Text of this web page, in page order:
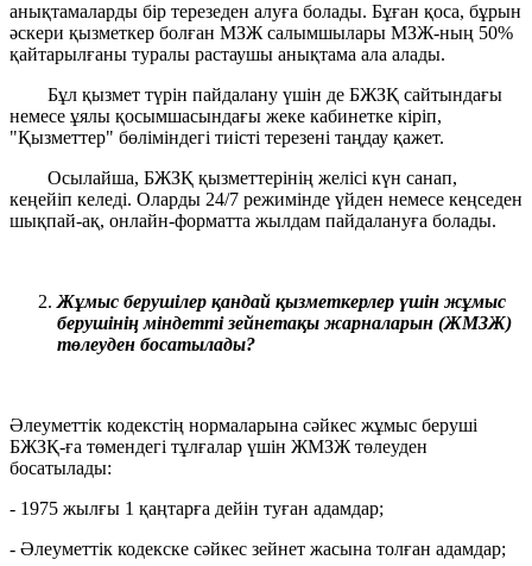
анықтамаларды бір терезеден алуға болады. Бұған қоса, бұрын
әскери қызметкер болған МЗЖ салымшылары МЗЖ-ның 50%
қайтарылғаны туралы растаушы анықтама ала алады.
Бұл қызмет түрін пайдалану үшін де БЖЗҚ сайтындағы
немесе ұялы қосымшасындағы жеке кабинетке кіріп,
"Қызметтер" бөліміндегі тиісті терезені таңдау қажет.
Осылайша, БЖЗҚ қызметтерінің желісі күн санап,
кеңейіп келеді. Оларды 24/7 режимінде үйден немесе кеңседен
шықпай-ақ, онлайн-форматта жылдам пайдалануға болады.
Жұмыс берушілер қандай қызметкерлер үшін жұмыс
берушінің міндетті зейнетақы жарналарын (ЖМЗЖ)
төлеуден босатылады?
Әлеуметтік кодекстің нормаларына сәйкес жұмыс беруші
БЖЗҚ-ға төмендегі тұлғалар үшін ЖМЗЖ төлеуден
босатылады:
- 1975 жылғы 1 қаңтарға дейін туған адамдар;
- Әлеуметтік кодекске сәйкес зейнет жасына толған адамдар;